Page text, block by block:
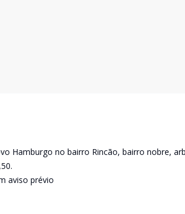
Hamburgo no bairro Rincão, bairro nobre,
aviso prévio